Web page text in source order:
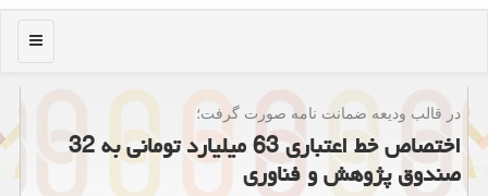
منو
در قالب ودیعه ضمانت نامه صورت گرفت؛
اختصاص خط اعتباری 63 میلیارد تومانی به 32
صندوق پژوهش و فناوری